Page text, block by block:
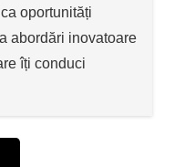
oportunități
abordări inovatoare
îți conduci